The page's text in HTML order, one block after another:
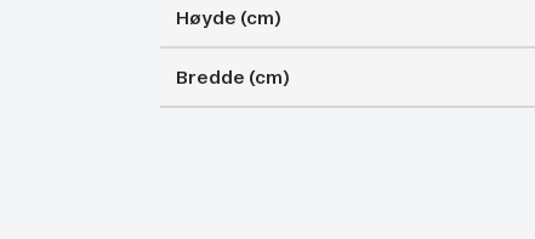
Høyde (cm)
Bredde (cm)